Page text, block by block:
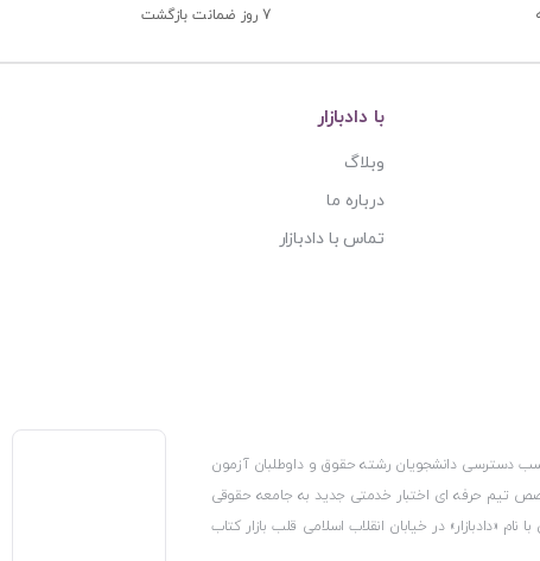
7 روز ضمانت بازگشت
با دادبازار
وبلاگ
درباره ما
تماس با دادبازار
دسترسی دانشجویان رشته حقوق و داوطلبان آزمون
تیم حرفه ای اختبار خدمتی جدید به جامعه حقوقی
«دادبازار» در خیابان انقلاب اسلامی قلب بازار کتاب